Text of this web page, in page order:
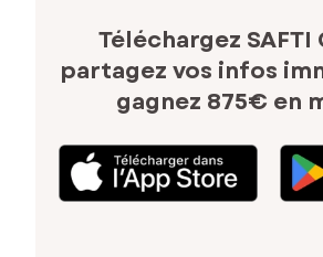
Téléchargez
partagez vos infos
gagnez 875€ en